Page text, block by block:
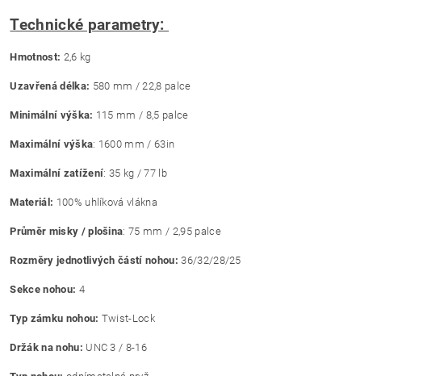
Technické parametry:
Hmotnost: 2,6 kg
Uzavřená délka: 580 mm / 22,8 palce
Minimální výška: 115 mm / 8,5 palce
Maximální výška: 1600 mm / 63in
Maximální zatížení: 35 kg / 77 lb
Materiál: 100% uhlíková vlákna
Průměr misky / plošina: 75 mm / 2,95 palce
Rozměry jednotlivých částí nohou: 36/32/28/25
Sekce nohou: 4
Typ zámku nohou: Twist-Lock
Držák na nohu: UNC 3 / 8-16